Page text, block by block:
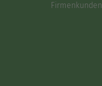
Firmenkunden